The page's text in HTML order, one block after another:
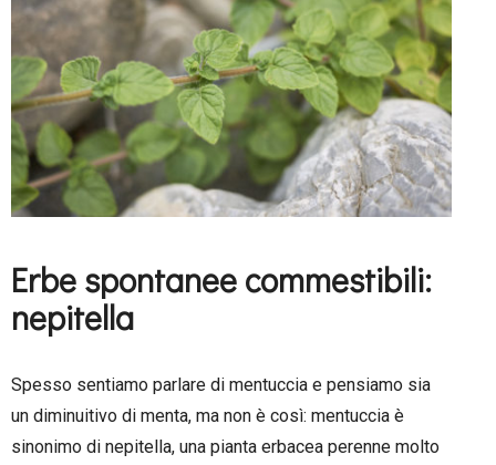
Erbe spontanee commestibili:
nepitella
Spesso sentiamo parlare di mentuccia e pensiamo sia
un diminuitivo di menta, ma non è così: mentuccia è
sinonimo di nepitella, una pianta erbacea perenne molto